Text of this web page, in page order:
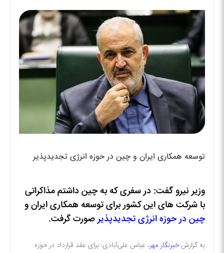
توسعه همکاری ایران و چین در حوزه انرژی تجدیدپذیر
وزیر نیرو گفت: در سفری که به چین داشتم مذاکراتی
با شرکت های این کشور برای توسعه همکاری ایران و
چین در حوزه انرژی تجدید‌‌پذیرصورت گرفت.
به گزارشخبرنگار مهر، عباس علی‌آبادی: برای عقد قرارداد در حوزه